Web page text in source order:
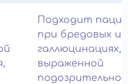
Подходит
при бредовых
галлюцинациях,
выраженной